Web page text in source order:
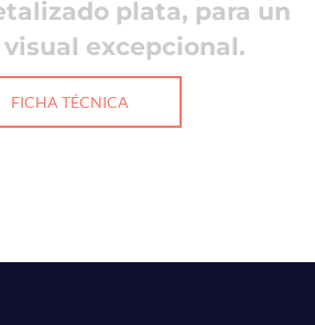
plata, para un
excepcional.
FICHA TÉCNICA